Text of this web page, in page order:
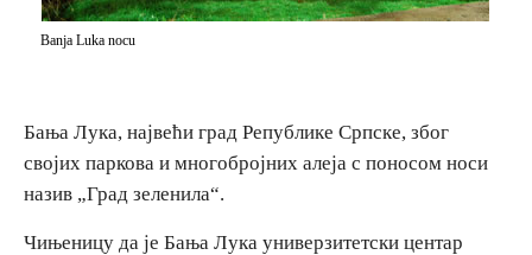
Banja Luka nocu
Бања Лука, највећи град Републике Српске, због
својих паркова и многобројних алеја с поносом носи
назив „Град зеленила“.
Чињеницу да је Бања Лука универзитетски центар